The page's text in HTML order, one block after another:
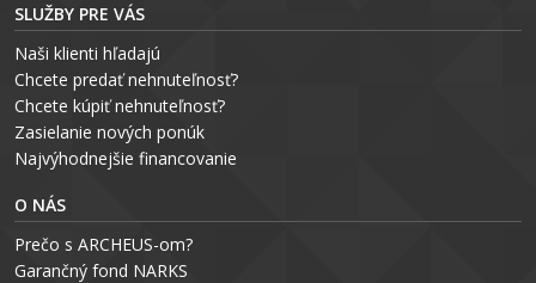
SLUŽBY PRE VÁS
Naši klienti hľadajú
Chcete predať nehnuteľnosť?
Chcete kúpiť nehnuteľnosť?
Zasielanie nových ponúk
Najvýhodnejšie financovanie
O NÁS
Prečo s ARCHEUS-om?
Garančný fond NARKS